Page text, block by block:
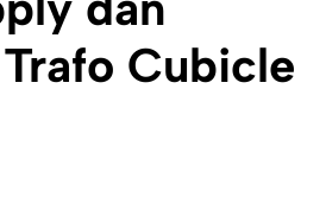
Cubicle